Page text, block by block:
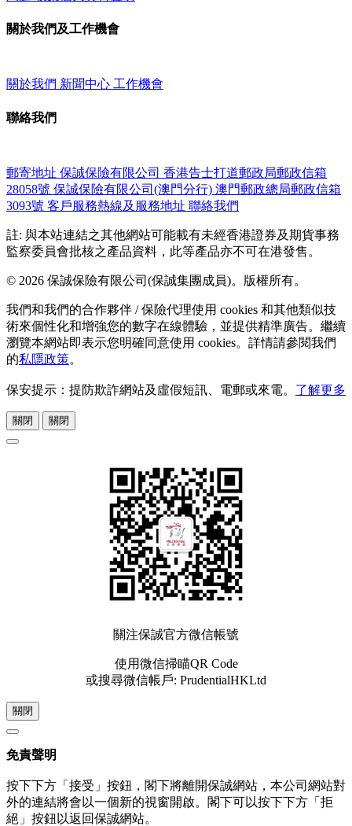
關於我們及工作機會
關於我們 新聞中心 工作機會
聯絡我們
郵寄地址 保誠保險有限公司 香港告士打道郵政局郵政信箱
28058號 保誠保險有限公司(澳門分行) 澳門郵政總局郵政信箱
3093號 客戶服務熱線及服務地址 聯絡我們
註: 與本站連結之其他網站可能載有未經香港證券及期貨事務
監察委員會批核之產品資料，此等產品亦不可在港發售。
© 2026 保誠保險有限公司(保誠集團成員)。版權所有。
我們和我們的合作夥伴 / 保險代理使用 cookies 和其他類似技
術來個性化和增強您的數字在線體驗，並提供精準廣告。繼續
瀏覽本網站即表示您明確同意使用 cookies。詳情請參閱我們
的私隱政策。
保安提示：提防欺詐網站及虛假短訊、電郵或來電。 了解更多
關閉 關閉
關注保誠官方微信帳號
使用微信掃瞄QR Code
或搜尋微信帳戶: PrudentialHKLtd
關閉
免責聲明
按下下方「接受」按鈕，閣下將離開保誠網站，本公司網站對
外的連結將會以一個新的視窗開啟。閣下可以按下下方「拒
絕」按鈕以返回保誠網站。